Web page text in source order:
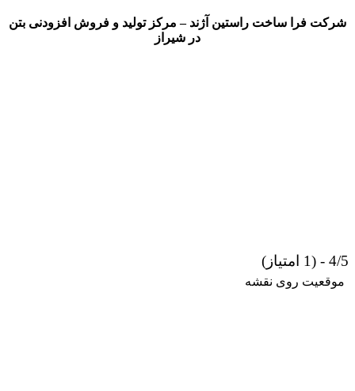
شرکت فرا ساخت راستین آژند – مرکز تولید و فروش افزودنی بتن
در شیراز
4/5 - (1 امتیاز)
موقعیت روی نقشه